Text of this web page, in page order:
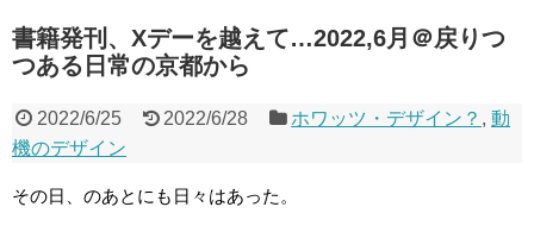
書籍発刊、Xデーを越えて…2022,6月＠戻りつ
つある日常の京都から
2022/6/25 2022/6/28 ホワッツ・デザイン？ ,動
機のデザイン
その日、のあとにも日々はあった。